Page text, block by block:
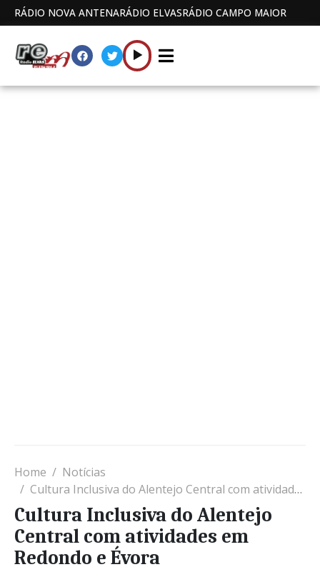
RÁDIO NOVA ANTENARÁDIO ELVASRÁDIO CAMPO MAIOR
Home
Notícias
Cultura Inclusiva do Alentejo Central com atividades em Redondo e Évora
Cultura Inclusiva do Alentejo
Central com atividades em
Redondo e Évora